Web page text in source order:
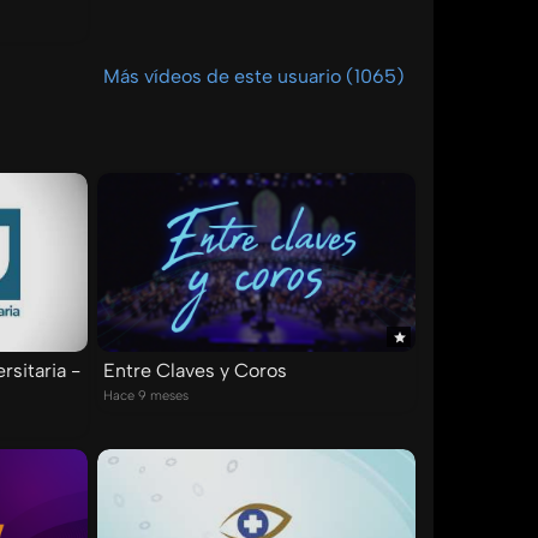
Más vídeos de este usuario (1065)
- Entre Claves y Coros
Hace 9 meses